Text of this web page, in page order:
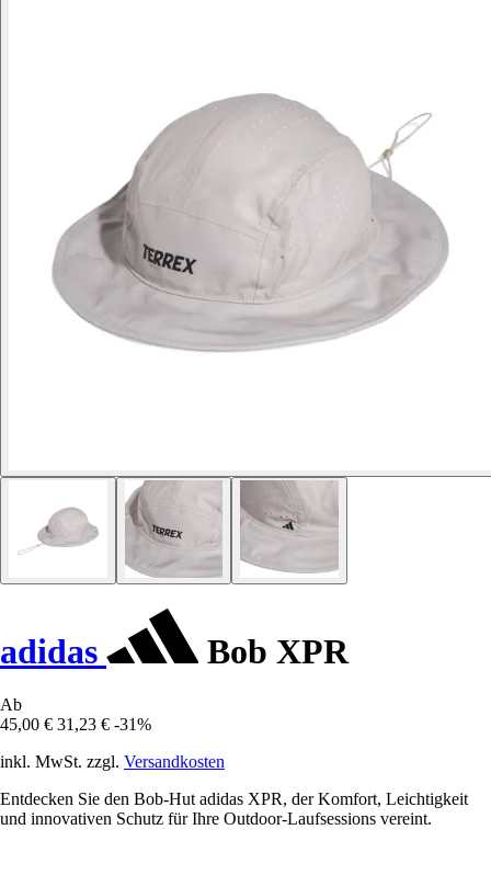
adidas Bob XPR
Ab
45,00 € 31,23 € -31%
inkl. MwSt. zzgl. Versandkosten
Entdecken Sie den Bob-Hut adidas XPR, der Komfort, Leichtigkeit
und innovativen Schutz für Ihre Outdoor-Laufsessions vereint.